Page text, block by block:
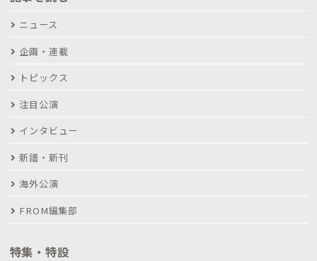
ニュース
企画・連載
トピックス
注目公演
インタビュー
新譜・新刊
海外公演
FROM編集部
特集・特設